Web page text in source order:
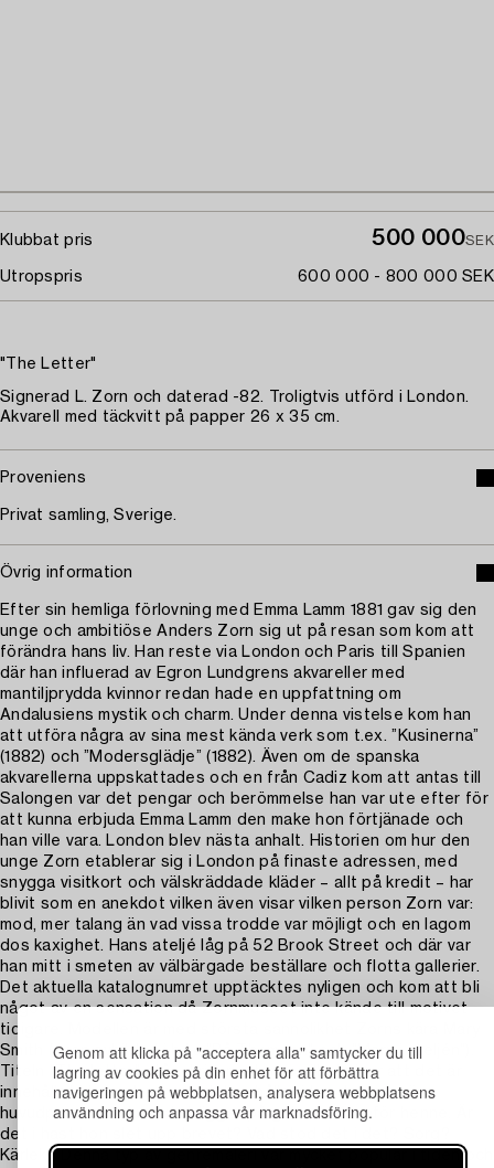
Genom att klicka på "acceptera alla" samtycker du till
lagring av cookies på din enhet för att förbättra
navigeringen på webbplatsen, analysera webbplatsens
användning och anpassa vår marknadsföring.
Klubbat pris 500 000SEK
Utropspris 600 000 - 800 000 SEK
"The Letter"
Signerad L. Zorn och daterad -82. Troligtvis utförd i London.
Akvarell med täckvitt på papper 26 x 35 cm.
Proveniens
Privat samling, Sverige.
Övrig information
Efter sin hemliga förlovning med Emma Lamm 1881 gav sig den
unge och ambitiöse Anders Zorn sig ut på resan som kom att
förändra hans liv. Han reste via London och Paris till Spanien
där han influerad av Egron Lundgrens akvareller med
mantiljprydda kvinnor redan hade en uppfattning om
Andalusiens mystik och charm. Under denna vistelse kom han
att utföra några av sina mest kända verk som t.ex. ”Kusinerna”
(1882) och ”Modersglädje” (1882). Även om de spanska
akvarellerna uppskattades och en från Cadiz kom att antas till
Salongen var det pengar och berömmelse han var ute efter för
att kunna erbjuda Emma Lamm den make hon förtjänade och
han ville vara. London blev nästa anhalt. Historien om hur den
unge Zorn etablerar sig i London på finaste adressen, med
snygga visitkort och välskräddade kläder – allt på kredit – har
blivit som en anekdot vilken även visar vilken person Zorn var:
mod, mer talang än vad vissa trodde var möjligt och en lagom
dos kaxighet. Hans ateljé låg på 52 Brook Street och där var
han mitt i smeten av välbärgade beställare och flotta gallerier.
Det aktuella katalognumret upptäcktes nyligen och kom att bli
något av en sensation då Zornmuseet inte kände till motivet
tidigare. Modellen är med största sannolikhet Zorns kära Mary
Smith (även avbildad i b.l.a ”På Themsen” och ”Mary i ateljén”).
Titeln ”The letter” står skriven a tergo vilket visar att det är
innehållet i brevet som modellen håller i handen som är
huvudpersonen, kuvertet ligger på golvet nedanför henne. Är
det i hast hon slet upp brevet? Vad stod det i det? Sorg?
Kärlek? Denna typ av genremåleri var mycket populär i tiden och